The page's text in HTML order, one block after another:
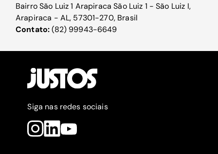
Bairro São Luiz 1 Arapiraca São Luiz 1 - São Luiz I,
Arapiraca - AL, 57301-270, Brasil
Contato:(82) 99943-6649
Siga nas redes sociais